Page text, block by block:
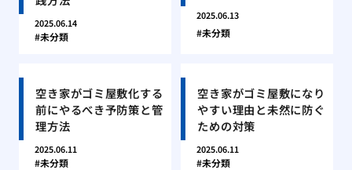
2025.06.14
未分類
2025.06.13
未分類
空き家がゴミ屋敷化する
前にやるべき予防策と管
理方法
2025.06.11
未分類
空き家がゴミ屋敷になり
やすい理由と未然に防ぐ
ための対策
2025.06.11
未分類